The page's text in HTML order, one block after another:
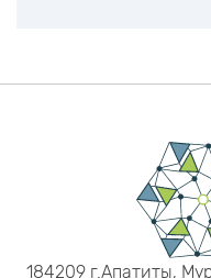
184209 г.Апатиты,